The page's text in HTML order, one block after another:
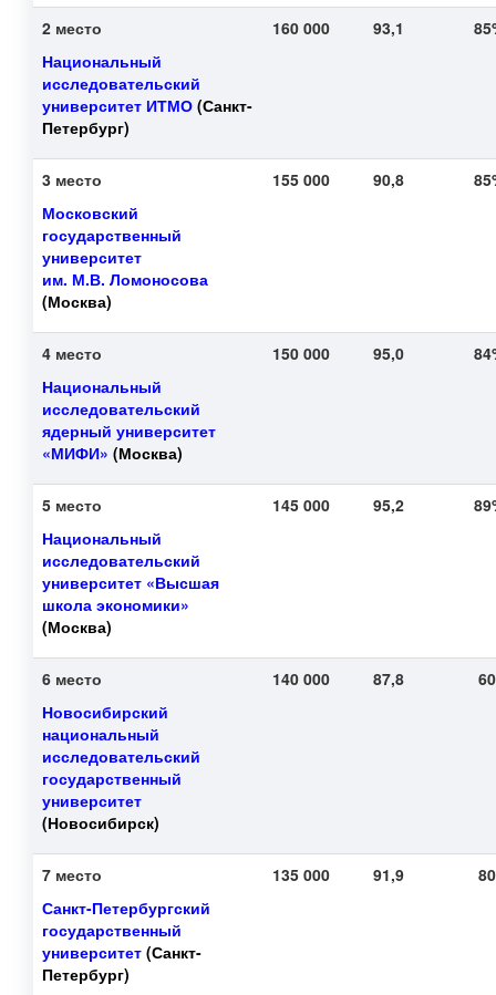
2 место
Национальный
исследовательский
университет ИТМО (Санкт-
Петербург)
160 000 93,1
3 место
Московский
государственный
университет
им. М.В. Ломоносова
(Москва)
155 000 90,8
4 место
Национальный
исследовательский
ядерный университет
«МИФИ» (Москва)
150 000 95,0
5 место
Национальный
исследовательский
университет «Высшая
школа экономики»
(Москва)
145 000 95,2
6 место
Новосибирский
национальный
исследовательский
государственный
университет
(Новосибирск)
140 000 87,8
7 место
Санкт-Петербургский
государственный
университет (Санкт-
Петербург)
135 000 91,9